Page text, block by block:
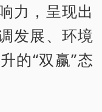
力，呈现出
发展、环境
的“双赢”态